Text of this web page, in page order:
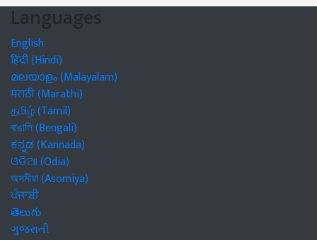
Languages
English
हिंदी (Hindi)
മലയാളം (Malayalam)
मराठी (Marathi)
தமிழ் (Tamil)
বাঙালি (Bengali)
ಕನ್ನಡ (Kannada)
ଓଡିଆ (Odia)
অসমীয়া (Asomiya)
ਪੰਜਾਬੀ
తెలుగు
ગુજરાતી